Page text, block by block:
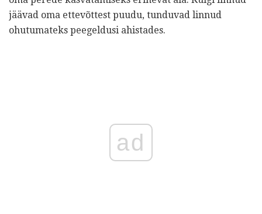
jäävad oma ettevõttest puudu, tunduvad linnud
ohutumateks peegeldusi ahistades.
ad